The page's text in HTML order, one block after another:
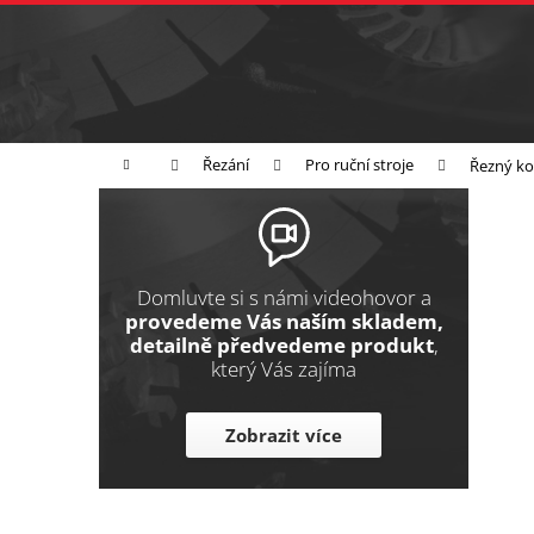
Přejít
Domů Řezání Pro ruční stroje Řezný
P
p
Domluvte si s námi videohovor a
provedeme Vás naším skladem,
detailně předvedeme produkt,
který Vás zajíma
Zobrazit více
K
k